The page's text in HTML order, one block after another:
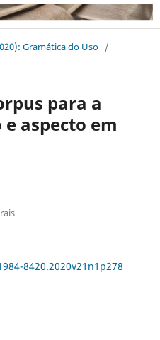
Gramática do Uso /
para a
aspecto em
8420.2020v21n1p278